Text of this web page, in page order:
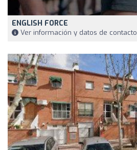
ENGLISH FORCE
Ver información y datos de contacto